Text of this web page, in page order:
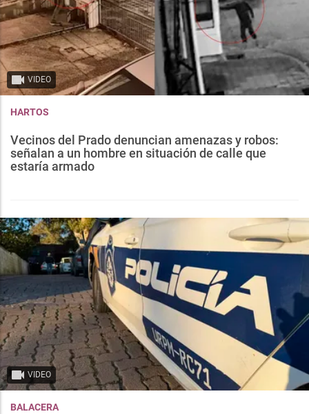
VIDEO
HARTOS
Vecinos del Prado denuncian amenazas y robos:
señalan a un hombre en situación de calle que
estaría armado
VIDEO
BALACERA